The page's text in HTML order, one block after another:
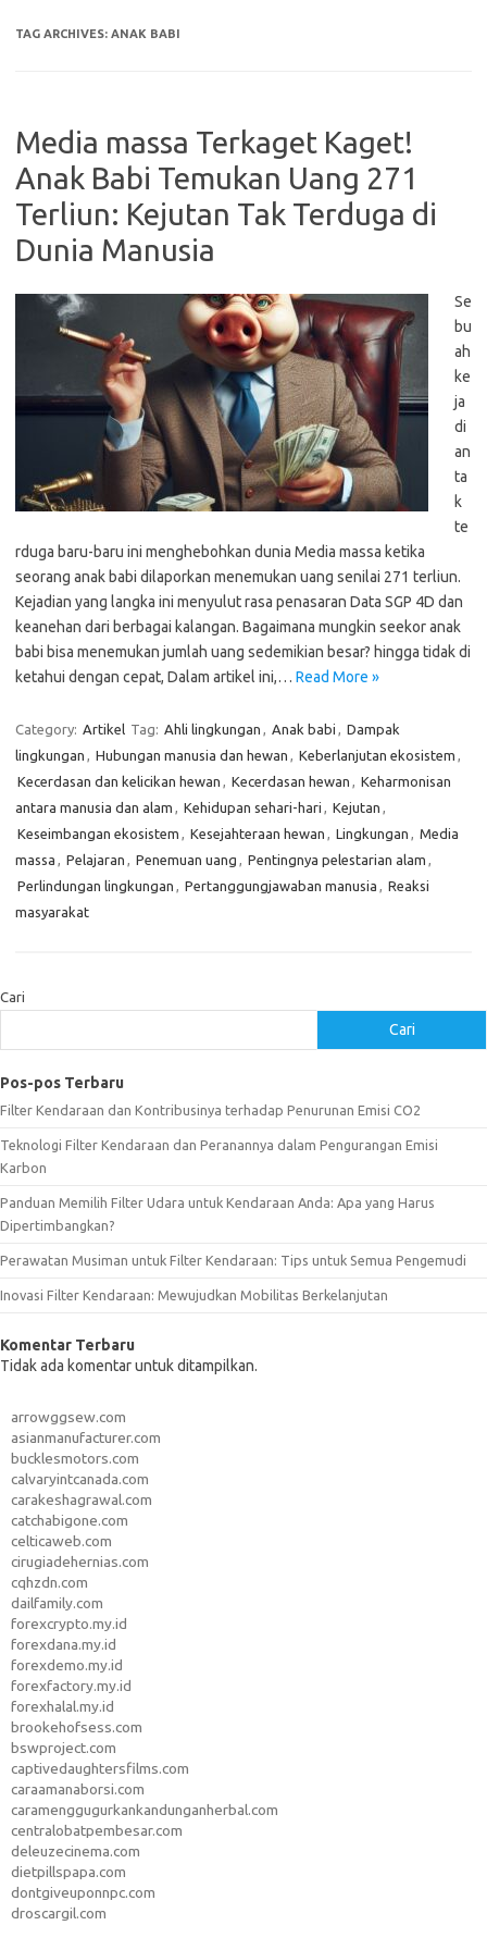
TAG ARCHIVES: ANAK BABI
Media massa Terkaget Kaget!
Anak Babi Temukan Uang 271
Terliun: Kejutan Tak Terduga di
Dunia Manusia
Se
bu
ah
ke
ja
di
an
ta
k
te
rduga baru-baru ini menghebohkan dunia Media massa ketika
seorang anak babi dilaporkan menemukan uang senilai 271 terliun.
Kejadian yang langka ini menyulut rasa penasaran Data SGP 4D dan
keanehan dari berbagai kalangan. Bagaimana mungkin seekor anak
babi bisa menemukan jumlah uang sedemikian besar? hingga tidak di
ketahui dengan cepat, Dalam artikel ini,… Read More »
Category: Artikel Tag: Ahli lingkungan , Anak babi , Dampak
lingkungan , Hubungan manusia dan hewan , Keberlanjutan ekosistem ,
Kecerdasan dan kelicikan hewan , Kecerdasan hewan , Keharmonisan
antara manusia dan alam , Kehidupan sehari-hari , Kejutan ,
Keseimbangan ekosistem , Kesejahteraan hewan , Lingkungan , Media
massa , Pelajaran , Penemuan uang , Pentingnya pelestarian alam ,
Perlindungan lingkungan , Pertanggungjawaban manusia , Reaksi
masyarakat
Cari
Cari
Pos-pos Terbaru
Filter Kendaraan dan Kontribusinya terhadap Penurunan Emisi CO2
Teknologi Filter Kendaraan dan Peranannya dalam Pengurangan Emisi
Karbon
Panduan Memilih Filter Udara untuk Kendaraan Anda: Apa yang Harus
Dipertimbangkan?
Perawatan Musiman untuk Filter Kendaraan: Tips untuk Semua Pengemudi
Inovasi Filter Kendaraan: Mewujudkan Mobilitas Berkelanjutan
Komentar Terbaru
Tidak ada komentar untuk ditampilkan.
arrowggsew.com
asianmanufacturer.com
bucklesmotors.com
calvaryintcanada.com
carakeshagrawal.com
catchabigone.com
celticaweb.com
cirugiadehernias.com
cqhzdn.com
dailfamily.com
forexcrypto.my.id
forexdana.my.id
forexdemo.my.id
forexfactory.my.id
forexhalal.my.id
brookehofsess.com
bswproject.com
captivedaughtersfilms.com
caraamanaborsi.com
caramenggugurkankandunganherbal.com
centralobatpembesar.com
deleuzecinema.com
dietpillspapa.com
dontgiveuponnpc.com
droscargil.com